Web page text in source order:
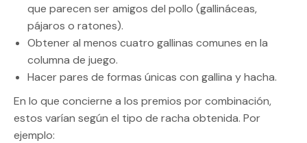
que parecen ser amigos del pollo (gallináceas,
pájaros o ratones).
Obtener al menos cuatro gallinas comunes en la
columna de juego.
Hacer pares de formas únicas con gallina y hacha.
En lo que concierne a los premios por combinación,
estos varían según el tipo de racha obtenida. Por
ejemplo: